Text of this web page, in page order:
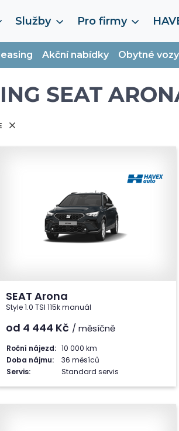
Služby Pro firmy
Akční nabídky Obytné
SEAT
SEAT Arona
Style 1.0 TSI 115k manuál
od 4 444 Kč / měsíčně
Roční nájezd: 10 000 km
Doba nájmu:
36 měsíců
Servis:
Standard servis